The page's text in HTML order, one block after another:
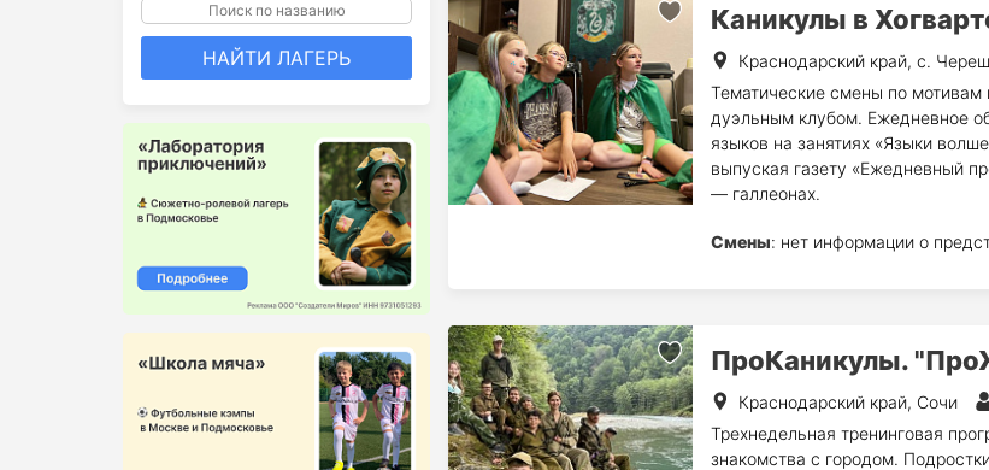
Поиск по названию
НАЙТИ ЛАГЕРЬ
Каникулы в
Краснодарский край, с.
Тематические смены по мотивам
дуэльным клубом. Ежедневное
языков на занятиях «Языки
выпуская газету «Ежедневный
— галлеонах.
Смены: нет информации о
ПроКаникулы.
Краснодарский край, Сочи
Трехнедельная тренинговая
знакомства с городом.